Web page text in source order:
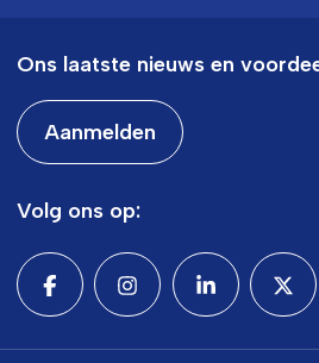
Ons laatste nieuws en
Aanmelden
Volg ons op: